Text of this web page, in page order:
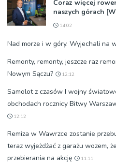
Coraz więcej
naszych górach
14:02
Nad morze i w góry. Wyjechali na
Remonty, remonty, jeszcze raz
Nowym Sączu?
12:12
Samolot z czasów I wojny
obchodach rocznicy Bitwy
12:12
Remiza w Wawrzce zostanie
teraz wyjeżdżać z garażu wozem,
przebierania na akcję
11:11